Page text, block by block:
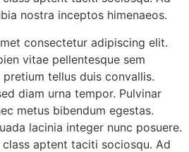
nostra inceptos himenaeos.
consectetur adipiscing elit.
vitae pellentesque sem
tellus duis convallis.
diam urna tempor. Pulvinar
metus bibendum egestas.
lacinia integer nunc posuere.
aptent taciti sociosqu. Ad